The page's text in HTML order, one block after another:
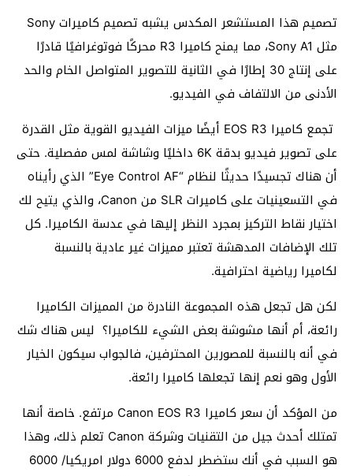
تصميم هذا المستشعر المكدس يشبه تصميم كاميرات Sony
مثل Sony A1، مما يمنح كاميرا R3 محركًا فوتوغرافيًا قادرًا
على إنتاج 30 إطارًا في الثانية للتصوير المتواصل الخام والحد
الأدنى من الالتفاف في الفيديو.
تجمع كاميرا EOS R3 أيضًا ميزات الفيديو القوية مثل القدرة
على تصوير فيديو بدقة 6K داخليًا وشاشة لمس مفصلية. حتى
أن هناك تجسيدًا حديثًا لنظام “Eye Control AF” الذي رأيناه
في التسعينيات على كاميرات SLR من Canon، والذي يتيح لك
اختيار نقاط التركيز بمجرد النظر إليها في عدسة الكاميرا. كل
تلك الإضافات المدهشة تعتبر مميزات غير عادية بالنسبة
لكاميرا رياضية احترافية.
لكن هل تجعل هذه المجموعة النادرة من المميزات الكاميرا
رائعة، أم أنها مشوشة بعض الشيء للكاميرا؟ ليس هناك شك
في أنه بالنسبة للمصورين المحترفين، فالجواب سيكون الخيار
الأول وهو نعم إنها تجعلها كاميرا رائعة.
من المؤكد أن سعر كاميرا Canon EOS R3 مرتفع. خاصة أنها
تمتلك أحدث جيل من التقنيات وشركة Canon تعلم ذلك، وهذا
هو السبب في أنك ستضطر لدفع 6000 دولار امريكيا/ 6000